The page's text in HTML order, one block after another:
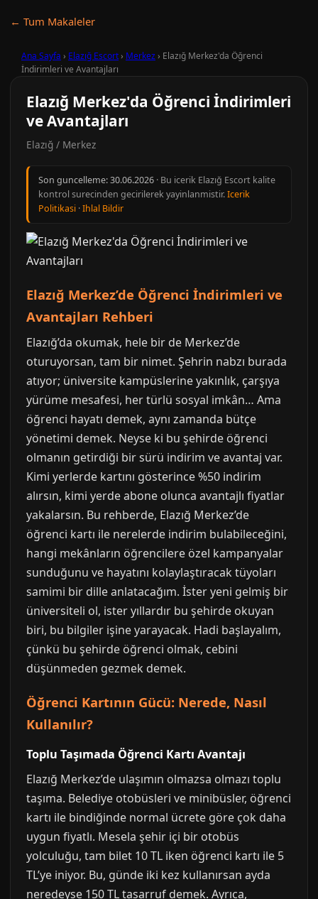
← Tum Makaleler
Ana Sayfa › Elazığ Escort› Merkez› Elazığ Merkez'da Öğrenci
İndirimleri ve Avantajları
Elazığ Merkez'da Öğrenci İndirimleri
ve Avantajları
Elazığ / Merkez
Son guncelleme:30.06.2026 · Bu icerik Elazığ Escort kalite
kontrol surecinden gecirilerek yayinlanmistir.Icerik
Politikasi ·Ihlal Bildir
Elazığ Merkez’de Öğrenci İndirimleri ve
Avantajları Rehberi
Elazığ’da okumak, hele bir de Merkez’de
oturuyorsan, tam bir nimet. Şehrin nabzı burada
atıyor; üniversite kampüslerine yakınlık, çarşıya
yürüme mesafesi, her türlü sosyal imkân… Ama
öğrenci hayatı demek, aynı zamanda bütçe
yönetimi demek. Neyse ki bu şehirde öğrenci
olmanın getirdiği bir sürü indirim ve avantaj var.
Kimi yerlerde kartını gösterince %50 indirim
alırsın, kimi yerde abone olunca avantajlı fiyatlar
yakalarsın. Bu rehberde, Elazığ Merkez’de
öğrenci kartı ile nerelerde indirim bulabileceğini,
hangi mekânların öğrencilere özel kampanyalar
sunduğunu ve hayatını kolaylaştıracak tüyoları
samimi bir dille anlatacağım. İster yeni gelmiş bir
üniversiteli ol, ister yıllardır bu şehirde okuyan
biri, bu bilgiler işine yarayacak. Hadi başlayalım,
çünkü bu şehirde öğrenci olmak, cebini
düşünmeden gezmek demek.
Öğrenci Kartının Gücü: Nerede, Nasıl
Kullanılır?
Toplu Taşımada Öğrenci Kartı Avantajı
Elazığ Merkez’de ulaşımın olmazsa olmazı toplu
taşıma. Belediye otobüsleri ve minibüsler, öğrenci
kartı ile bindiğinde normal ücrete göre çok daha
uygun fiyatlı. Mesela şehir içi bir otobüs
yolculuğu, tam bilet 10 TL iken öğrenci kartı ile 5
TL’ye iniyor. Bu, günde iki kez kullanırsan ayda
neredeyse 150 TL tasarruf demek. Ayrıca,